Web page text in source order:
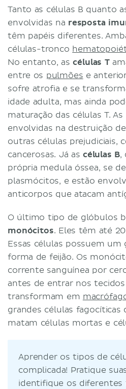
Tanto as células B quanto
envolvidas na resposta
têm papéis diferentes.
células-tronco
No entanto, ascélulas T
entre os pulmões e
sofre atrofia e se
idade adulta, mas ainda
maturação das células T.
envolvidas na destruição
outras células prejudiciais,
cancerosas. Já as células B,
própria medula óssea, se
plasmócitos, e estão
anticorpos que atacam
O último tipo de glóbulos
monócitos. Eles têm até
Essas células possuem um
forma de feijão. Os
corrente sanguínea por
antes de entrar nos
transformam em
grandes células fagocíticas
matam células mortas e
Aprender os tipos de
complicada! Pratique
identifique os diferentes